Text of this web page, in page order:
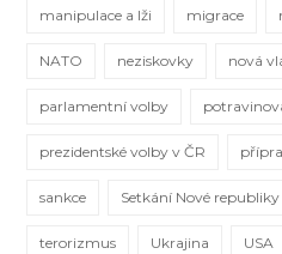
manipulace a lži migrace
NATO neziskovky nová
parlamentní volby
prezidentské volby v ČR
sankce Setkání Nové republiky
terorizmus Ukrajina USA